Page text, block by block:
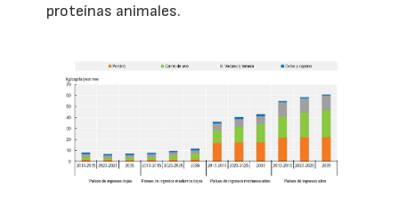
proteínas animales.